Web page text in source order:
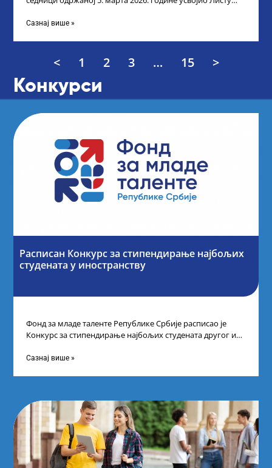
Сазнај више »
< 1 2 3 … 15 >
Конкурси
Расписан Конкурс за стипендирање најбољих
студената у иностранству
Фонд за младе таленте Републике Србије расписао је
Конкурс за стипендирање најбољих студената другог и
Сазнај више »